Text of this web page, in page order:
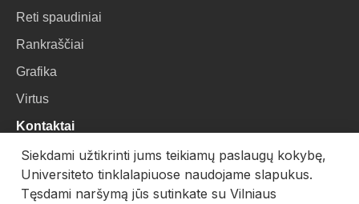
Reti spaudiniai
Rankraščiai
Grafika
Virtus
Kontaktai
VU Biblioteka
Universiteto g. 3, LT-01122, Vilnius
Siekdami užtikrinti jums teikiamų paslaugų kokybę,
Universiteto tinklalapiuose naudojame slapukus.
Tęsdami naršymą jūs sutinkate su Vilniaus